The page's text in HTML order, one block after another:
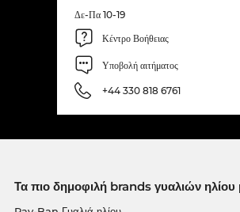
Δε-Πα 10-19
Κέντρο Βοήθειας
Υποβολή αιτήματος
+44 330 818 6761
Τα πιο δημοφιλή brands γυαλιών ηλίου